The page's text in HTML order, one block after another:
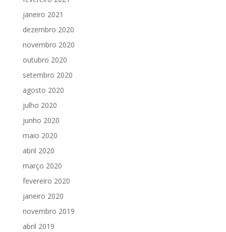
janeiro 2021
dezembro 2020
novembro 2020
outubro 2020
setembro 2020
agosto 2020
julho 2020
junho 2020
maio 2020
abril 2020
março 2020
fevereiro 2020
janeiro 2020
novembro 2019
abril 2019